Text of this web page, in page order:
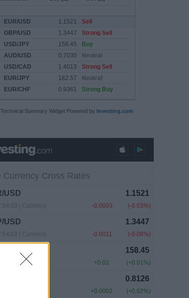
Technical Summary Widget Powered by Investing.com